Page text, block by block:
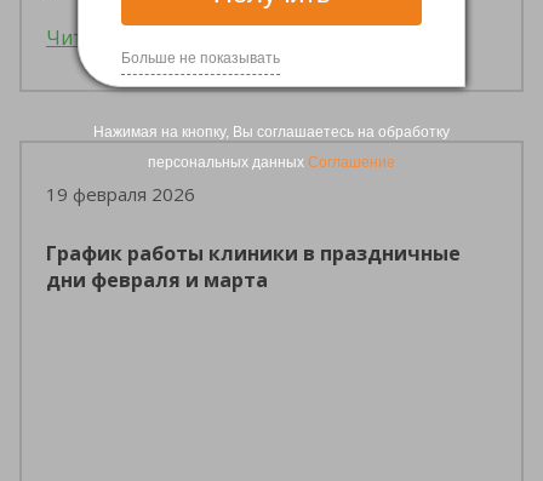
Больше не показывать
Нажимая на кнопку, Вы соглашаетесь на обработку
персональных данных Соглашение
Читать дальше
19 февраля 2026
График работы клиники в праздничные
дни февраля и марта